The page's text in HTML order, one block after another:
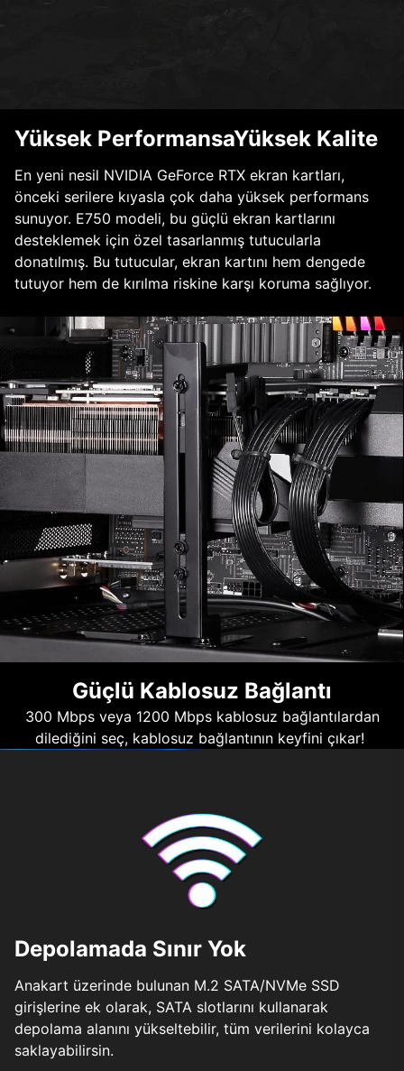
Yüksek PerformansaYüksek Kalite
En yeni nesil NVIDIA GeForce RTX ekran kartları,
önceki serilere kıyasla çok daha yüksek performans
sunuyor. E750 modeli, bu güçlü ekran kartlarını
desteklemek için özel tasarlanmış tutucularla
donatılmış. Bu tutucular, ekran kartını hem dengede
tutuyor hem de kırılma riskine karşı koruma sağlıyor.
Güçlü Kablosuz Bağlantı
300 Mbps veya 1200 Mbps kablosuz bağlantılardan
dilediğini seç, kablosuz bağlantının keyfini çıkar!
Depolamada Sınır Yok
Anakart üzerinde bulunan M.2 SATA/NVMe SSD
girişlerine ek olarak, SATA slotlarını kullanarak
depolama alanını yükseltebilir, tüm verilerini kolayca
saklayabilirsin.